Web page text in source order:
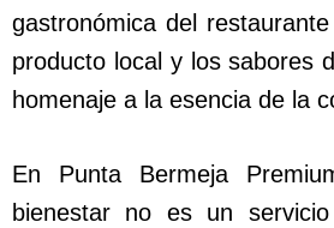
gastronómica del
producto local y los sabores
homenaje a la esencia de la
En Punta Bermeja
bienestar no es un